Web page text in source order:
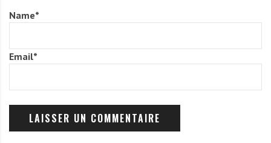
A
E
Name*
Email*